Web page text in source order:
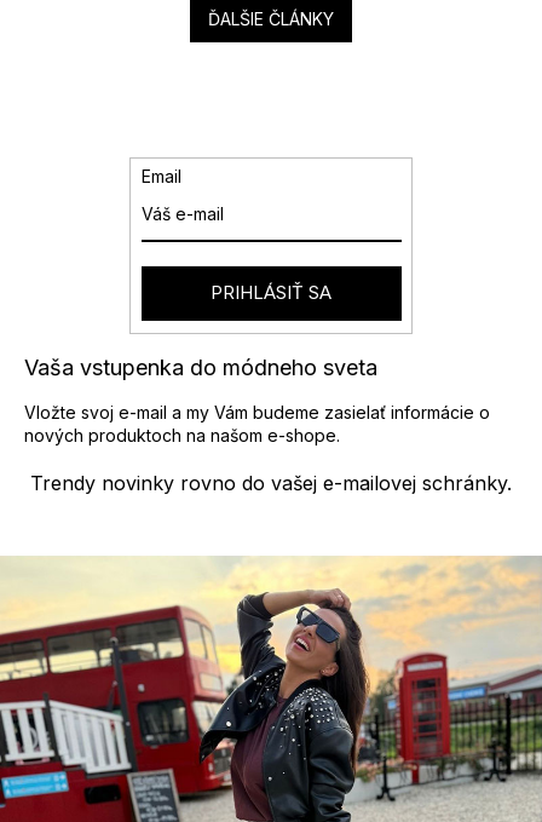
ĎALŠIE ČLÁNKY
Trendy novinky rovno do vašej e-mailovej schránky.
Vaša vstupenka do módneho sveta
Vložte svoj e-mail a my Vám budeme zasielať informácie o
nových produktoch na našom e-shope.
Email
PRIHLÁSIŤ SA